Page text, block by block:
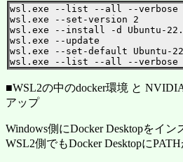
wsl.exe --list --all --verbose
wsl.exe --set-version 2
wsl.exe --install -d Ubuntu-
wsl.exe --update
wsl.exe --set-default Ubuntu-
■WSL2の中のdocker環境 と
アップ
Windows側にDocker Desktopをイン
WSL2側でもDocker Desktopに